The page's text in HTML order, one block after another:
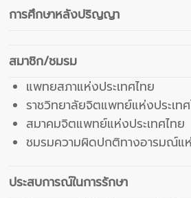
การศึกษาหลังปริญญา
สมาชิก/ชมรม
แพทยสภาแห่งประเทศไทย
ราชวิทยาลัยจิตแพทย์แห่งประเท
สมาคมจิตแพทย์แห่งประเทศไทย
ชมรมความผิดปกติทางอารมณ์แห่
ประสบการณ์ในการรักษา